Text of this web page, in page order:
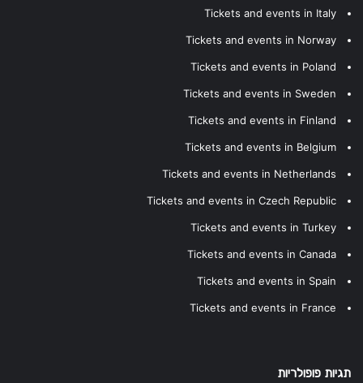
Tickets and events in Italy
Tickets and events in Norway
Tickets and events in Poland
Tickets and events in Sweden
Tickets and events in Finland
Tickets and events in Belgium
Tickets and events in Netherlands
Tickets and events in Czech Republic
Tickets and events in Turkey
Tickets and events in Canada
Tickets and events in Spain
Tickets and events in France
תגיות פופולריות